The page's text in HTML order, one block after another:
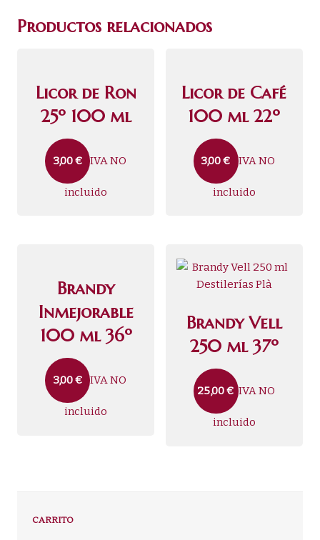
Productos relacionados
Licor de Ron
25º 100 ml
3,00€ IVA NO
incluido
Licor de Café
100 ml 22º
3,00€ IVA NO
incluido
Brandy
Inmejorable
100 ml 36º
3,00€ IVA NO
incluido
Brandy Vell
250 ml 37º
25,00€ IVA NO
incluido
CARRITO